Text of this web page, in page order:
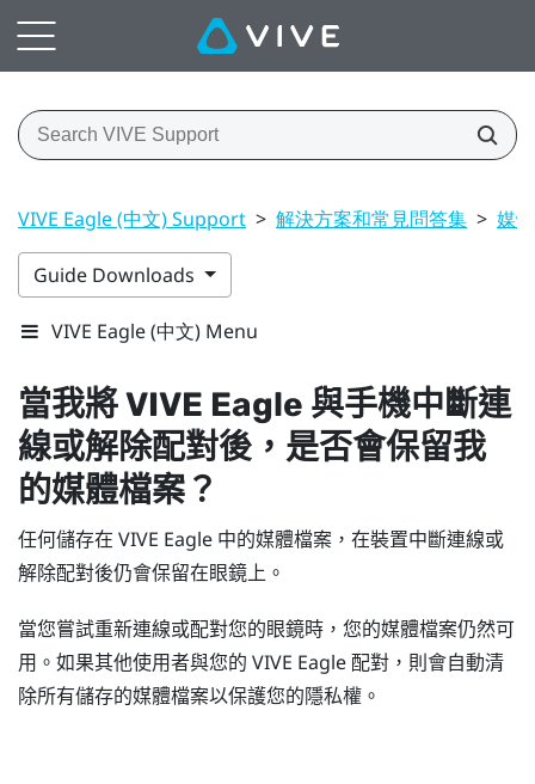
VIVE Eagle (中文) Support > 解決方案和常見問答集 > 媒體
Guide Downloads
VIVE Eagle (中文) Menu
當我將VIVE Eagle 與手機中斷連
線或解除配對後，是否會保留我
的媒體檔案？
任何儲存在 VIVE Eagle 中的媒體檔案，在裝置中斷連線或
解除配對後仍會保留在眼鏡上。
當您嘗試重新連線或配對您的眼鏡時，您的媒體檔案仍然可
用。如果其他使用者與您的 VIVE Eagle配對，則會自動清
除所有儲存的媒體檔案以保護您的隱私權。